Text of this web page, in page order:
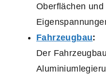
Oberflächen und
Fahrzeugbau:
Der